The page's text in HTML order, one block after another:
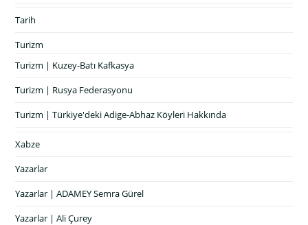
Tarih
Turizm
Turizm | Kuzey-Batı Kafkasya
Turizm | Rusya Federasyonu
Turizm | Türkiye'deki Adige-Abhaz Köyleri Hakkında
Xabze
Yazarlar
Yazarlar | ADAMEY Semra Gürel
Yazarlar | Ali Çurey